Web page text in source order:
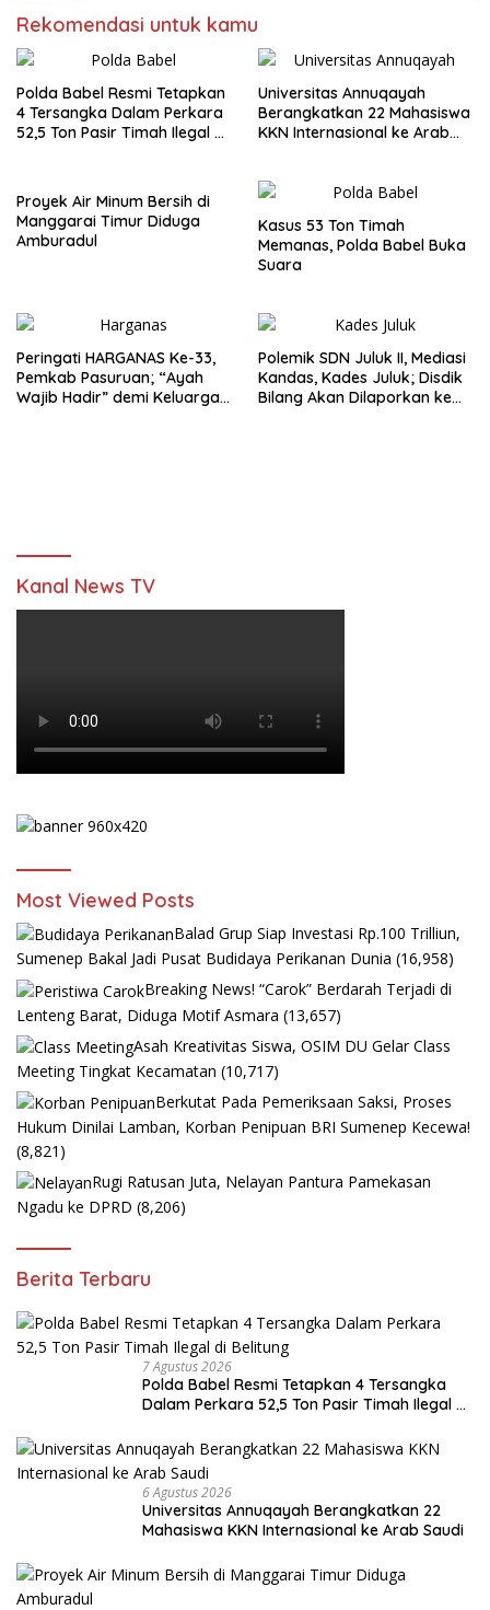
Rekomendasi untuk kamu
Polda Babel Resmi Tetapkan
4 Tersangka Dalam Perkara
52,5 Ton Pasir Timah Ilegal di
Universitas Annuqayah
Berangkatkan 22 Mahasiswa
KKN Internasional ke Arab
Proyek Air Minum Bersih di
Manggarai Timur Diduga
Amburadul
Kasus 53 Ton Timah
Memanas, Polda Babel Buka
Suara
Peringati HARGANAS Ke-33,
Pemkab Pasuruan; “Ayah
Wajib Hadir” demi Keluarga
Polemik SDN Juluk II, Mediasi
Kandas, Kades Juluk; Disdik
Bilang Akan Dilaporkan ke
Kanal News TV
Most Viewed Posts
Balad Grup Siap Investasi Rp.100 Trilliun,
Sumenep Bakal Jadi Pusat Budidaya Perikanan Dunia (16,958)
Breaking News! “Carok” Berdarah Terjadi di
Lenteng Barat, Diduga Motif Asmara (13,657)
Asah Kreativitas Siswa, OSIM DU Gelar Class
Meeting Tingkat Kecamatan (10,717)
Berkutat Pada Pemeriksaan Saksi, Proses
Hukum Dinilai Lamban, Korban Penipuan BRI Sumenep Kecewa!
(8,821)
Rugi Ratusan Juta, Nelayan Pantura Pamekasan
Ngadu ke DPRD (8,206)
Berita Terbaru
7 Agustus 2026
Polda Babel Resmi Tetapkan 4 Tersangka
Dalam Perkara 52,5 Ton Pasir Timah Ilegal di
6 Agustus 2026
Universitas Annuqayah Berangkatkan 22
Mahasiswa KKN Internasional ke Arab Saudi